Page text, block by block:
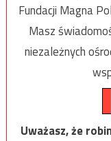
Fundacji Magna
Masz
niezależnych
Uważasz, że